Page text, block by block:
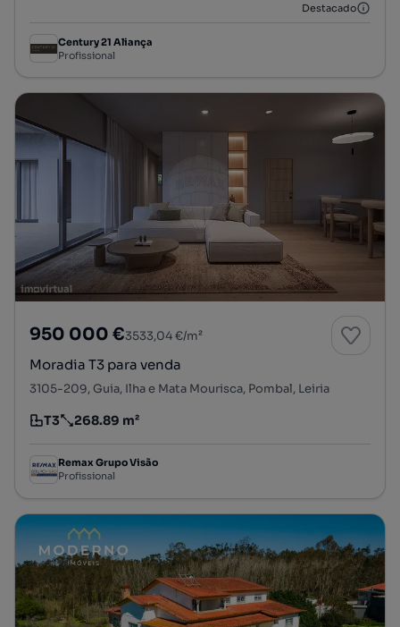
Destacado
Century 21 Aliança
Profissional
950 000 €3533,04 €/m²
Moradia T3 para venda
3105-209, Guia, Ilha e Mata Mourisca, Pombal, Leiria
Tipologia
T3
Preço por metro quadrado
268.89 m²
Remax Grupo Visão
Profissional